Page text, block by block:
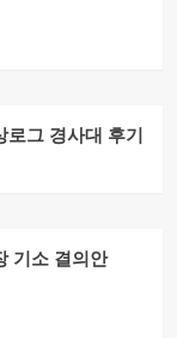
그 경사대 후기
기소 결의안